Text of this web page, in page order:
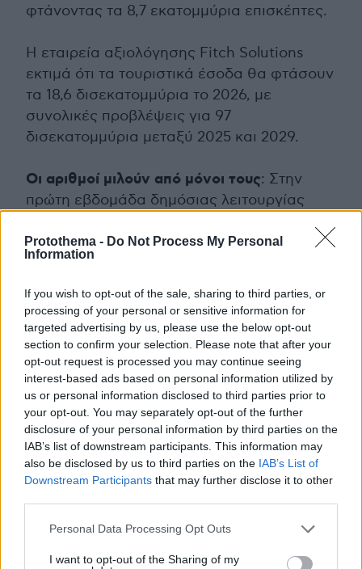
Protothema - Do Not Process My Personal
Information
If you wish to opt-out of the sale, sharing to third parties, or
processing of your personal or sensitive information for
targeted advertising by us, please use the below opt-out
section to confirm your selection. Please note that after your
opt-out request is processed you may continue seeing
interest-based ads based on personal information utilized by
us or personal information disclosed to third parties prior to
your opt-out. You may separately opt-out of the further
disclosure of your personal information by third parties on the
IAB’s list of downstream participants. This information may
also be disclosed by us to third parties on the IAB’s List of
Downstream Participants that may further disclose it to other
Please note that this website/app uses one or more Google
not limited to your visit or usage behaviour. You may click to
Personal Data Processing Opt Outs
I want to opt-out of the Sharing of my
φτάνοντας τα 8,7 εκατομμύρια επισκέπτες.
Η εταιρεία αξιολόγησης Fitch Solutions
εκτιμά ότι τα τουριστικά έσοδα θα φτάσουν
τα 18,6 δισεκατομμύρια το 2026, με
συνολικές προβλέψεις για 97
δισεκατομμύρια μεταξύ 2025 και 2029.
Οι αριθμοί μιλούν από μόνοι τους: Στην
πρώτη εβδομάδα δημόσιας λειτουργίας
υποδέχτηκε κατά μέσο όρο 19.000
επισκέπτες ημερησίως, σχεδόν τριπλάσιους
Τον
Δεκέμβριο του 2025 ο αριθμός
σταθεροποιήθηκε στους 15.000, που
αντιστοιχεί στη μέγιστη δυναμικότητα του
χώρου.
Ο αντίκτυπος δεν μετριέται μόνο σε
εισιτήρια. Η εγκαινίαση του μουσείου
αναζωογονεί τις αγορές ξενοδοχείων και
ακινήτων στη Γκίζα, με αυξανόμενη ζήτηση
Παράλληλα, η αιγυπτιακή κυβέρνηση έχει